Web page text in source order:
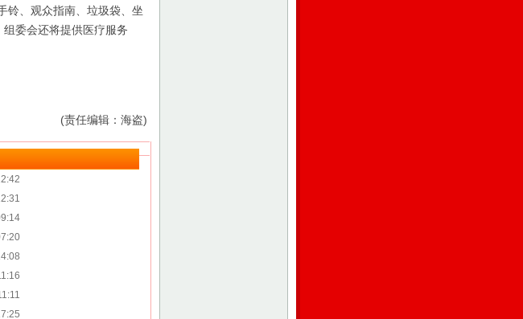
铃、观众指南、垃圾袋、坐
委会还将提供医疗服务
(责任编辑：海盗)